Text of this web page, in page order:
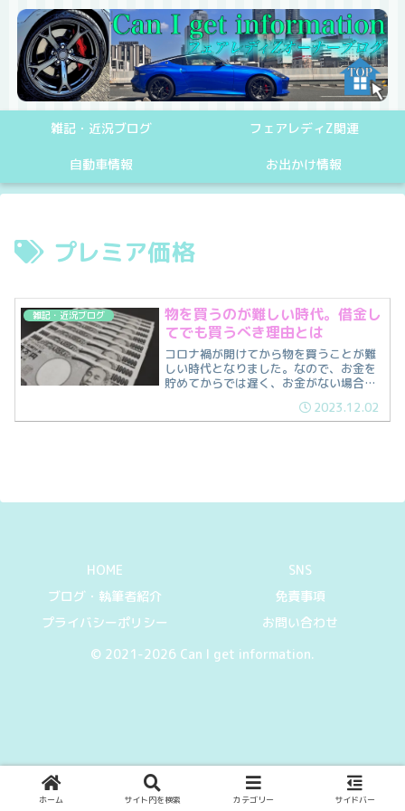
雑記・近況ブログ フェアレディZ関連
自動車情報 お出かけ情報
プレミア価格
雑記・近況ブログ
物を買うのが難しい時代。借金し
てでも買うべき理由とは
コロナ禍が開けてから物を買うことが難
しい時代となりました。なので、お金を
貯めてからでは遅く、お金がない場合
があります。だが、日本では「借金＝
悪」という風潮があり、金利も発生する
2023.12.02
HOME
SNS
ブログ・執筆者紹介
免責事項
プライバシーポリシー
お問い合わせ
© 2021-2026 Can I get information.
ホーム サイト内を検索 カテゴリー サイドバー